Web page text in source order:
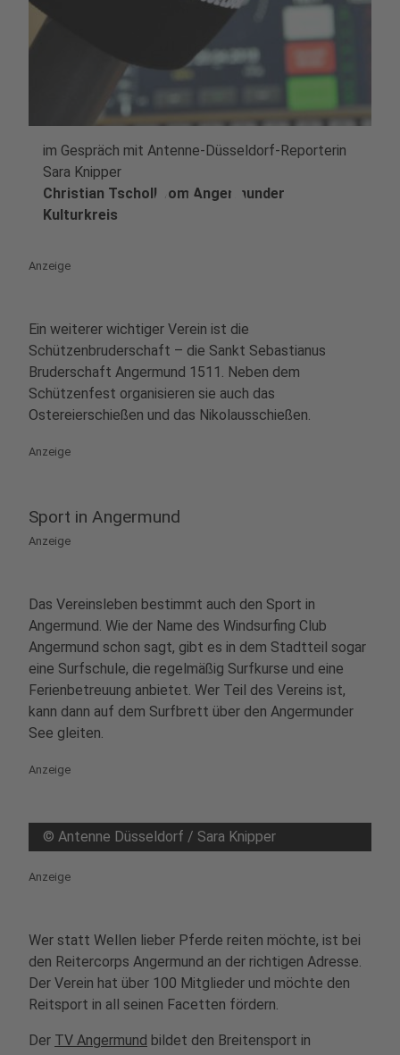
play_circle
im Gespräch mit Antenne-Düsseldorf-Reporterin
Sara Knipper
Christian Tscholl vom Angermunder
Kulturkreis
Anzeige
Ein weiterer wichtiger Verein ist die
Schützenbruderschaft – die Sankt Sebastianus
Bruderschaft Angermund 1511. Neben dem
Schützenfest organisieren sie auch das
Ostereierschießen und das Nikolausschießen.
Anzeige
Sport in Angermund
Anzeige
Das Vereinsleben bestimmt auch den Sport in
Angermund. Wie der Name des Windsurfing Club
Angermund schon sagt, gibt es in dem Stadtteil sogar
eine Surfschule, die regelmäßig Surfkurse und eine
Ferienbetreuung anbietet. Wer Teil des Vereins ist,
kann dann auf dem Surfbrett über den Angermunder
See gleiten.
Anzeige
© Antenne Düsseldorf / Sara Knipper
Anzeige
Wer statt Wellen lieber Pferde reiten möchte, ist bei
den Reitercorps Angermund an der richtigen Adresse.
Der Verein hat über 100 Mitglieder und möchte den
Reitsport in all seinen Facetten fördern.
Der TV Angermund bildet den Breitensport in